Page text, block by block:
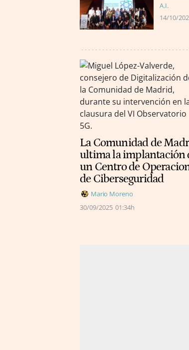
A.I.
14/10/
La Comunidad de
ultima la implantación
un Centro de
de Ciberseguridad
Mario Moreno
30/09/2025 01:34h